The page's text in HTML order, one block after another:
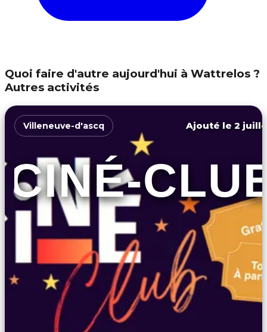
Quoi faire d'autre aujourd'hui à Wattrelos ?
Autres activités
Villeneuve-d'ascq Ajouté le 2
CINÉ-